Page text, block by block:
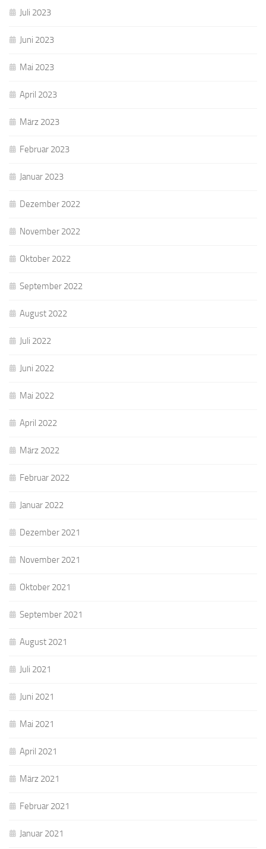
Juli 2023
Juni 2023
Mai 2023
April 2023
März 2023
Februar 2023
Januar 2023
Dezember 2022
November 2022
Oktober 2022
September 2022
August 2022
Juli 2022
Juni 2022
Mai 2022
April 2022
März 2022
Februar 2022
Januar 2022
Dezember 2021
November 2021
Oktober 2021
September 2021
August 2021
Juli 2021
Juni 2021
Mai 2021
April 2021
März 2021
Februar 2021
Januar 2021